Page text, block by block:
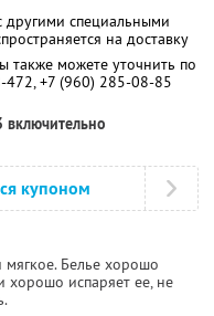
другими специальными
на доставку
можете уточнить по
472, +7 (960) 285-08-85
включительно
купоном
мягкое. Белье хорошо
хорошо испаряет ее, не